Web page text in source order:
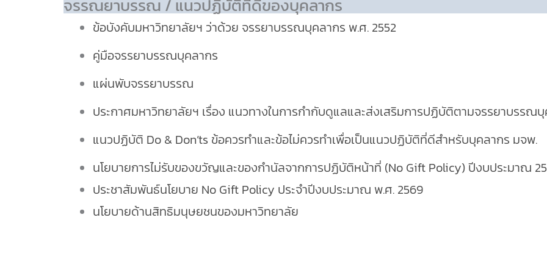
จรรณยาบรรณ / แนวปฏิบัติที่ดีของบุคลากร
ข้อบังคับมหาวิทยาลัยฯ ว่าด้วย จรรยาบรรณบุคลากร พ.ศ. 2552
คู่มือจรรยาบรรณบุคลากร
แผ่นพับจรรยาบรรณ
ประกาศมหาวิทยาลัยฯ เรื่อง แนวทางในการกำกับดูแลและส่งเสริมการปฏิบัติตามจรรยาบรรณ
แนวปฏิบัติ Do & Don’ts ข้อควรทำและข้อไม่ควรทำเพื่อเป็นแนวปฏิบัติที่ดีสำหรับบุคลากร มจพ.
นโยบายการไม่รับของขวัญและของกำนัลจากการปฏิบัติหน้าที่ (No Gift Policy) ปีงบประมาณ
ประชาสัมพันธ์นโยบาย No Gift Policy ประจำปีงบประมาณ พ.ศ. 2569
นโยบายด้านสิทธิมนุษยชนของมหาวิทยาลัย